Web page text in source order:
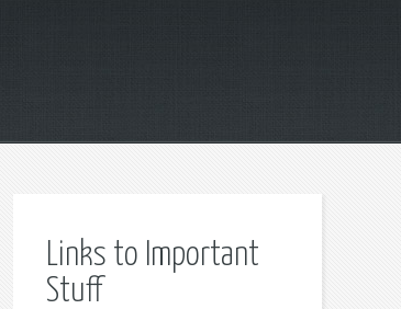
Links to Important
Stuff